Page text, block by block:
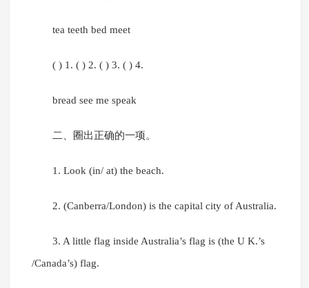
tea teeth bed meet
( ) 1. ( ) 2. ( ) 3. ( ) 4.
bread see me speak
二、圈出正确的一项。
1. Look (in/ at) the beach.
2. (Canberra/London) is the capital city of Australia.
3. A little flag inside Australia’s flag is (the U K.’s
/Canada’s) flag.